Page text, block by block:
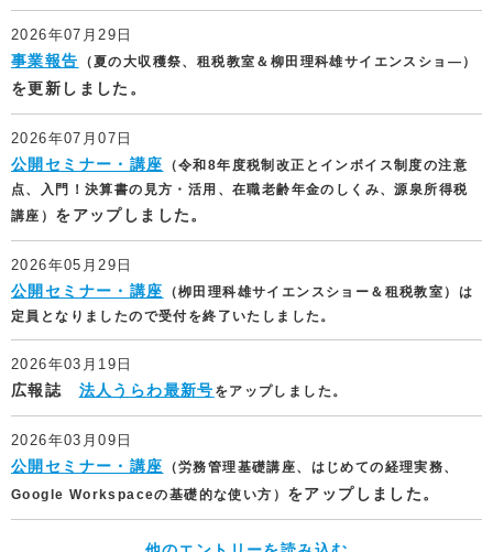
2026年07月29日
事業報告 （夏の大収穫祭、租税教室＆柳田理科雄サイエンスショ― ）
を更新しました。
2026年07月07日
公開セミナー・講座
（令和8年度税制改正とインボイス制度の注意
点、 入門！決算書の見方・活用、在職老齢年金のしくみ、源泉所得税
講座 ） をアップしました。
2026年05月29日
公開セミナー・講座 （栁田理科雄サイエンスショー＆租税教室 ）は
定員となりましたので受付を終了いたしました。
2026年03月19日
広報誌 法人うらわ最新号 をアップしました。
2026年03月09日
公開セミナー・講座
（労務管理基礎講座、はじめての経理実務、
Google Workspaceの基礎的な使い方 ） をアップしました。